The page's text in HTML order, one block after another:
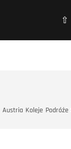
⇧
Austria Koleje Podróże